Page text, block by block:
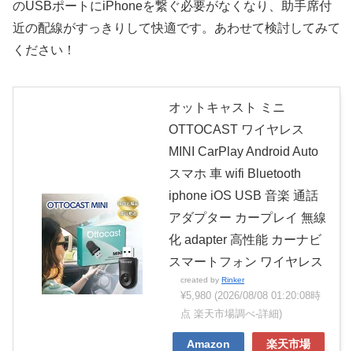
のUSBポートにiPhoneを繋ぐ必要がなくなり、助手席付
近の配線がすっきりして快適です。あわせて検討してみて
ください！
オットキャスト ミニ
OTTOCAST ワイヤレス
MINI CarPlay Android Auto
スマホ 車 wifi Bluetooth
iphone iOS USB 音楽 通話
アダプター カープレイ 無線
化 adapter 高性能 カーナビ
スマートフォン ワイヤレス
created by Rinker
¥5,980 (2026/08/08 01:20:08時
点 楽天市場調べ-詳細)
Amazon 楽天市場